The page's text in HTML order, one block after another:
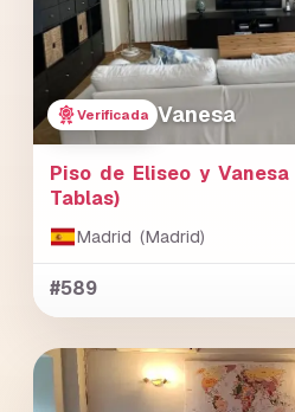
Verificada Vanesa
Piso de Eliseo y
Tablas)
Madrid (Madrid)
#589